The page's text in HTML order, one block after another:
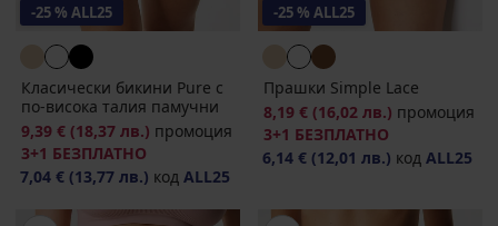
-25 % ALL25
Класически бикини Pure с
по-висока талия памучни
9,39 € (18,37 лв.) промоция
3+1 БЕЗПЛАТНО
7,04 € (13,77 лв.) код ALL25
-25 % ALL25
Прашки Simple Lace
8,19 € (16,02 лв.) промоция
3+1 БЕЗПЛАТНО
6,14 € (12,01 лв.) код ALL25